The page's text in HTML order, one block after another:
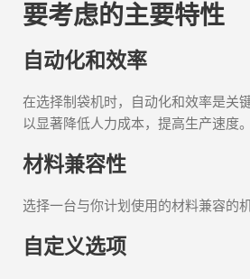
要考虑的主要特性
自动化和效率
在选择制袋机时，自动化和效率是关
以显著降低人力成本，提高生产速度。
材料兼容性
选择一台与你计划使用的材料兼容的
自定义选项